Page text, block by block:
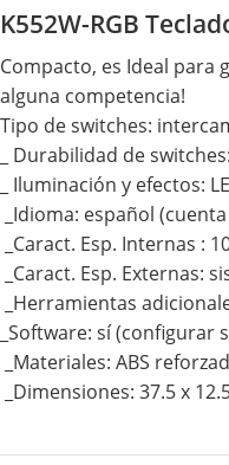
K552W-RGB
Compacto, es Ideal para
alguna competencia!
Tipo de switches:
_ Durabilidad de
_ Iluminación y efectos:
_Idioma: español
_Caract. Esp. Internas
_Caract. Esp. Externas:
_Herramientas
_Software: sí (configurar
_Materiales: ABS
_Dimensiones: 37.5 x